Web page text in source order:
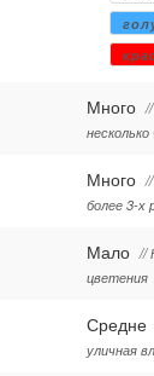
Много
Много
более 3-х
Мало //
цветения
Средне
уличная